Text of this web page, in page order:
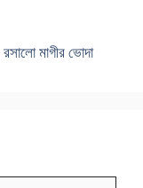
মাগীর ভোদা